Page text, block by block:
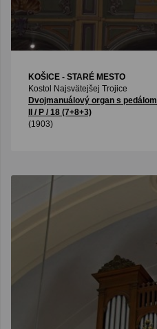
KOŠICE - STARÉ MESTO
Kostol Najsvätejšej Trojice
Dvojmanuálový organ s pedálom
II / P / 18 (7+8+3)
(1903)